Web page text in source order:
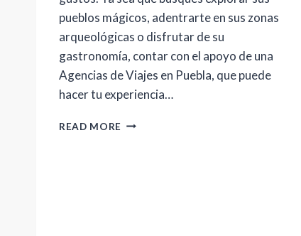
pueblos mágicos, adentrarte en sus zonas
arqueológicas o disfrutar de su
gastronomía, contar con el apoyo de una
Agencias de Viajes en Puebla, que puede
hacer tu experiencia…
READ MORE GUÍA